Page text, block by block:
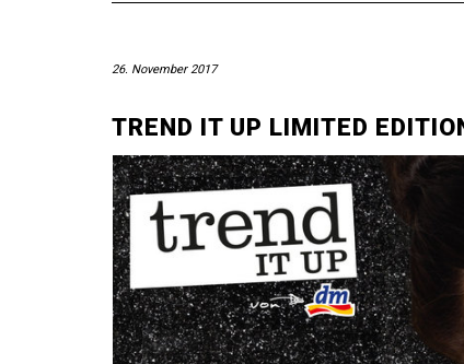
26. November 2017
TREND IT UP LIMITED